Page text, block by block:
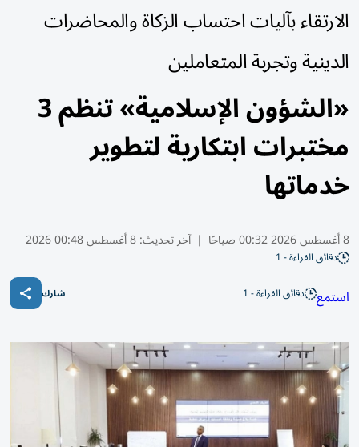
الارتقاء بآليات احتساب الزكاة والمحاضرات
الدينية وتجربة المتعاملين
«الشؤون الإسلامية» تنظم 3
مختبرات ابتكارية لتطوير
خدماتها
8 أغسطس 2026 00:32 صباحًا | آخر تحديث:8 أغسطس 00:48 2026
دقائق القراءة - 1
استمع دقائق القراءة - 1 شارك